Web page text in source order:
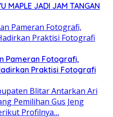
MAPLE JADI JAM TANGAN
Pameran Fotografi,
Praktisi Fotografi